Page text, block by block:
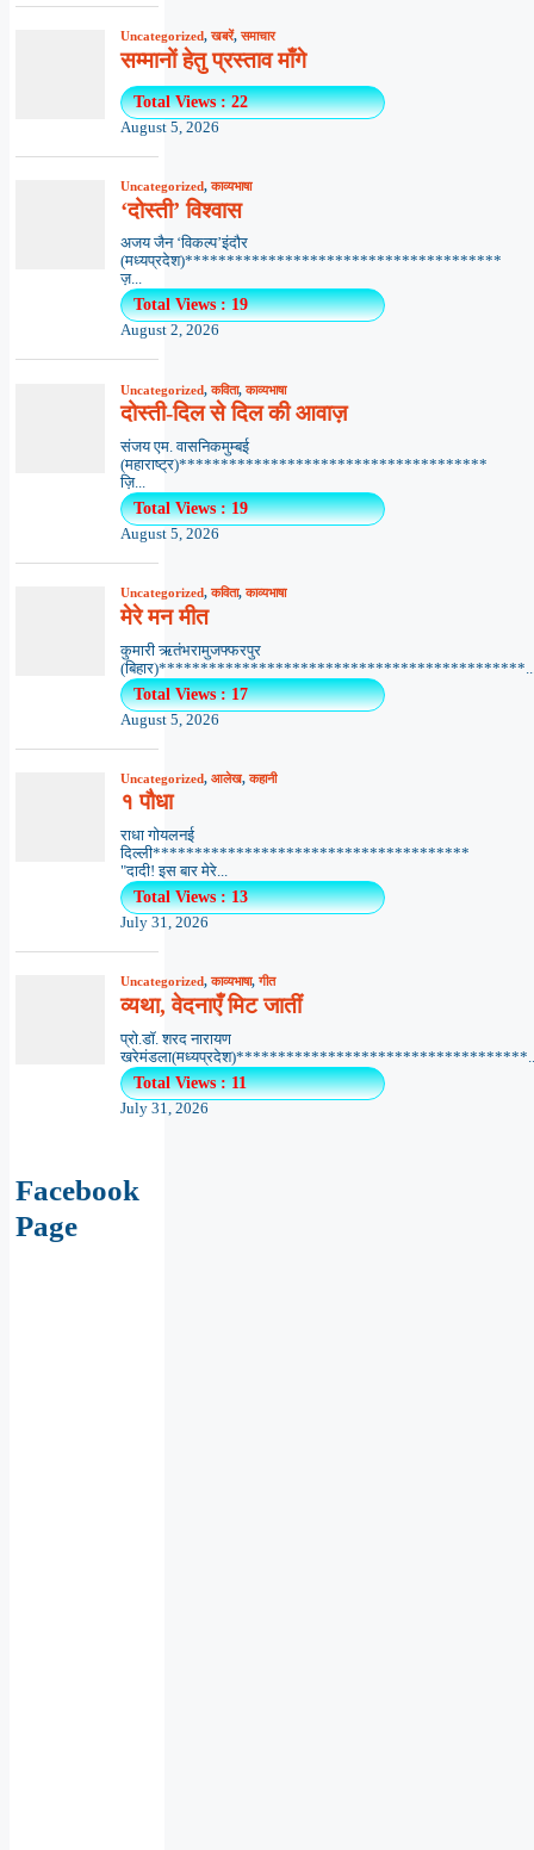
Uncategorized,खबरें,समाचार
सम्मानों हेतु प्रस्ताव माँगे
Total Views : 22
August 5, 2026
Uncategorized,काव्यभाषा
‘दोस्ती’ विश्वास
अजय जैन ‘विकल्प’इंदौर
(मध्यप्रदेश)**************************************
ज़...
Total Views : 19
August 2, 2026
Uncategorized,कविता,काव्यभाषा
दोस्ती-दिल से दिल की आवाज़
संजय एम. वासनिकमुम्बई
(महाराष्ट्र)*************************************
ज़ि...
Total Views : 19
August 5, 2026
Uncategorized,कविता,काव्यभाषा
मेरे मन मीत
कुमारी ऋतंभरामुजफ्फरपुर
Total Views : 17
August 5, 2026
Uncategorized, आलेख,कहानी
१ पौधा
राधा गोयलनई
दिल्ली**************************************
"दादी! इस बार मेरे...
Total Views : 13
July 31, 2026
Uncategorized,काव्यभाषा,गीत
व्यथा, वेदनाएँ मिट जातीं
प्रो.डॉ. शरद नारायण
Total Views : 11
July 31, 2026
Facebook
Page